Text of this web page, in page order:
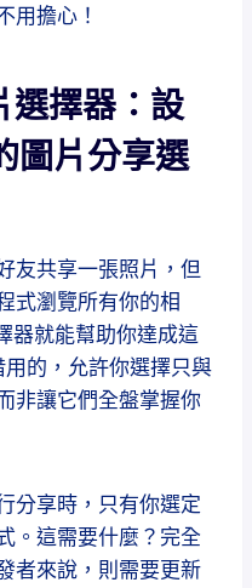
用擔心！
擇器：設
圖片分享選
友共享一張照片，但
式瀏覽所有你的相
器就能幫助你達成這
的，允許你選擇只與
非讓它們全盤掌握你
分享時，只有你選定
。這需要什麼？完全
者來說，則需要更新